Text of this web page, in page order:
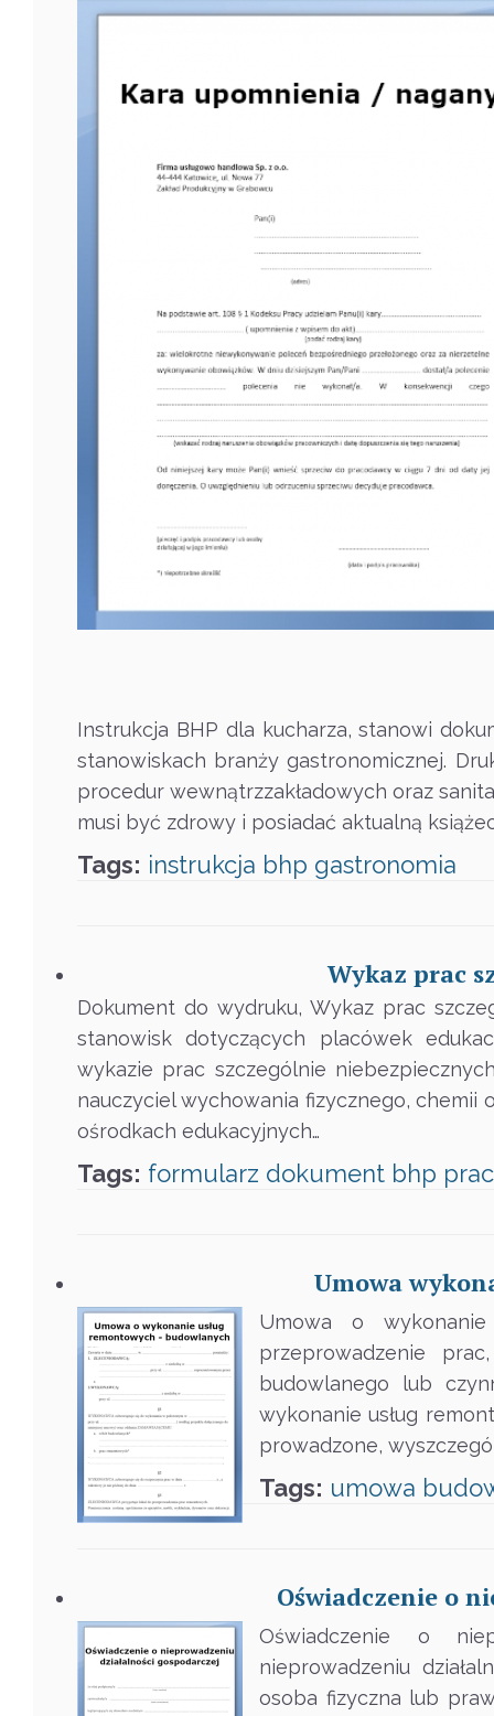
Instrukcja BHP dla kucharza, stanowi
stanowiskach branży gastronomicznej.
procedur wewnątrzzakładowych oraz
musi być zdrowy i posiadać aktualną
Tags: instrukcja bhp gastronomia
Wykaz prac
Dokument do wydruku, Wykaz prac
stanowisk dotyczących placówek
wykazie prac szczególnie
nauczyciel wychowania fizycznego,
ośrodkach edukacyjnych…
Tags: formularz dokument bhp
Umowa
Umowa o
przeprowadzenie
budowlanego lub
wykonanie usług
prowadzone,
Tags: umowa
Oświadczenie o
Oświadczenie o
nieprowadzeniu
osoba fizyczna lub